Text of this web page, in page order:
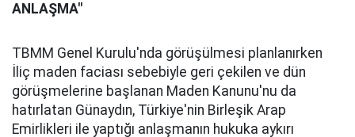
ANLAŞMA"
TBMM Genel Kurulu'nda görüşülmesi planlanırken
İliç maden faciası sebebiyle geri çekilen ve dün
görüşmelerine başlanan Maden Kanunu'nu da
hatırlatan Günaydın, Türkiye'nin Birleşik Arap
Emirlikleri ile yaptığı anlaşmanın hukuka aykırı